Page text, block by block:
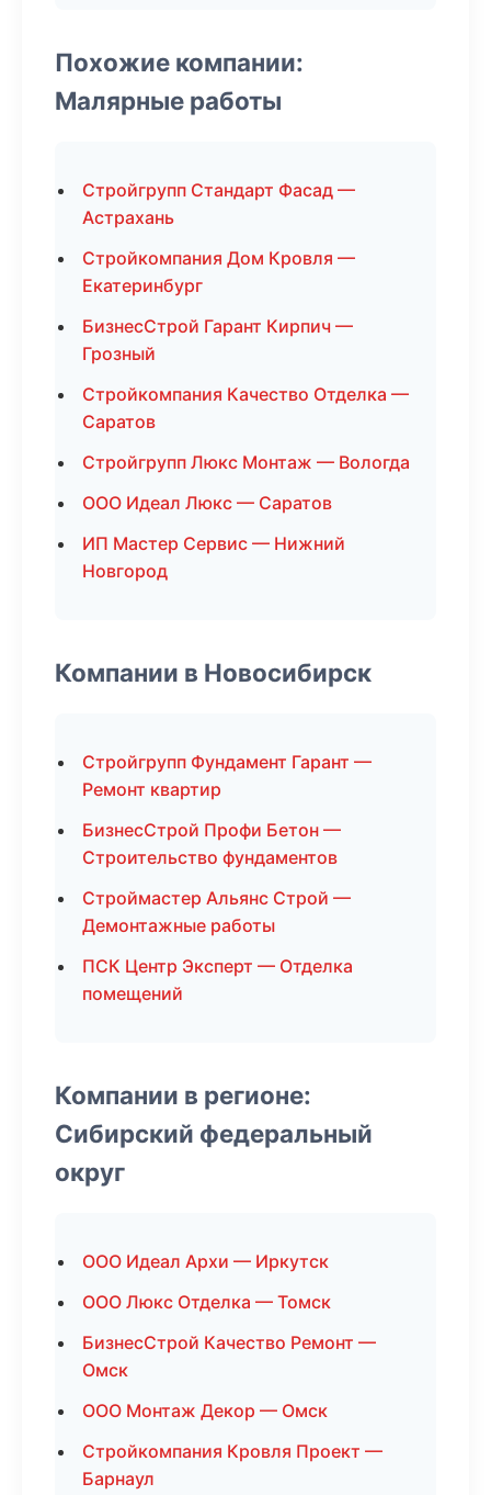
Похожие компании:
Малярные работы
Стройгрупп Стандарт Фасад —
Астрахань
Стройкомпания Дом Кровля —
Екатеринбург
БизнесСтрой Гарант Кирпич —
Грозный
Стройкомпания Качество Отделка —
Саратов
Стройгрупп Люкс Монтаж — Вологда
ООО Идеал Люкс — Саратов
ИП Мастер Сервис — Нижний
Новгород
Компании в Новосибирск
Стройгрупп Фундамент Гарант —
Ремонт квартир
БизнесСтрой Профи Бетон —
Строительство фундаментов
Строймастер Альянс Строй —
Демонтажные работы
ПСК Центр Эксперт — Отделка
помещений
Компании в регионе:
Сибирский федеральный
округ
ООО Идеал Архи — Иркутск
ООО Люкс Отделка — Томск
БизнесСтрой Качество Ремонт —
Омск
ООО Монтаж Декор — Омск
Стройкомпания Кровля Проект —
Барнаул